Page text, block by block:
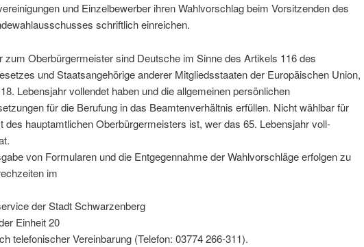
und Einzelbewerber ihren Wahlvorschlag beim Vorsitzenden des
schrift­lich einreichen.
zum Oberbürgermeister sind Deutsche im Sinne des Artikels 116 des
und Staatsangehörige anderer Mitgliedsstaaten der Europäischen Union,
Lebensjahr voll­endet haben und die allge­meinen persön­li­chen
für die Berufung in das Beamtenverhältnis erfüllen. Nicht wählbar für
des haupt­amt­li­chen Oberbürgermeisters ist, wer das 65. Lebensjahr voll­
von Formularen und die Entgegennahme der Wahlvorschläge erfolgen zu
im
der Stadt Schwarzenberg
Einheit 20
tele­fo­ni­scher Vereinbarung (Telefon: 03774 266-311).